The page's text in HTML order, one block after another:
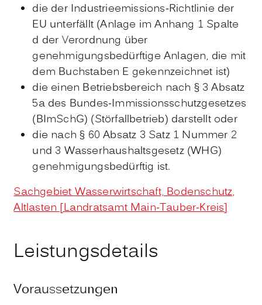
die der Industrieemissions-Richtlinie der
EU unterfällt (Anlage im Anhang 1 Spalte
d der Verordnung über
genehmigungsbedürftige Anlagen, die mit
dem Buchstaben E gekennzeichnet ist)
die einen Betriebsbereich nach § 3 Absatz
5a des Bundes-Immissionsschutzgesetzes
(BImSchG) (Störfallbetrieb) darstellt oder
die nach § 60 Absatz 3 Satz 1 Nummer 2
und 3 Wasserhaushaltsgesetz (WHG)
genehmigungsbedürftig ist.
Sachgebiet Wasserwirtschaft, Bodenschutz,
Altlasten [Landratsamt Main-Tauber-Kreis]
Leistungsdetails
Voraussetzungen